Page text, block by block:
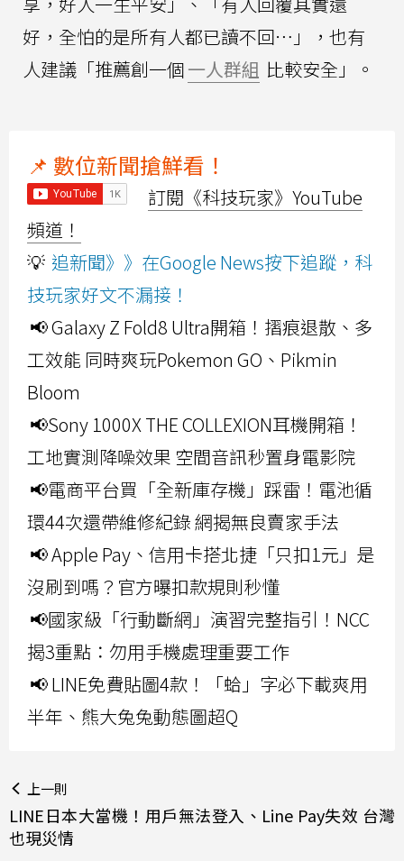
好，全怕的是所有人都已讀不回⋯」，也有
人建議「推薦創一個一人群組 比較安全」。
📌 數位新聞搶鮮看！
訂閱《科技玩家》YouTube
頻道！
💡 追新聞》》在Google News按下追蹤，科
技玩家好文不漏接！
📢 Galaxy Z Fold8 Ultra開箱！摺痕退散、多
工效能 同時爽玩Pokemon GO、Pikmin
Bloom
📢Sony 1000X THE COLLEXION耳機開箱！
工地實測降噪效果 空間音訊秒置身電影院
📢電商平台買「全新庫存機」踩雷！電池循
環44次還帶維修紀錄 網揭無良賣家手法
📢 Apple Pay、信用卡搭北捷「只扣1元」是
沒刷到嗎？官方曝扣款規則秒懂
📢國家級「行動斷網」演習完整指引！NCC
揭3重點：勿用手機處理重要工作
📢 LINE免費貼圖4款！「蛤」字必下載爽用
半年、熊大兔兔動態圖超Q
上一則
LINE日本大當機！用戶無法登入、Line Pay失效 台灣
也現災情